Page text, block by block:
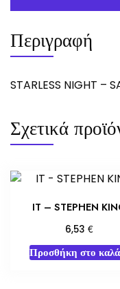
Περιγραφή
STARLESS NIGHT –
Σχετικά
IT – STEPHEN
6,53 €
Προσθήκη στο